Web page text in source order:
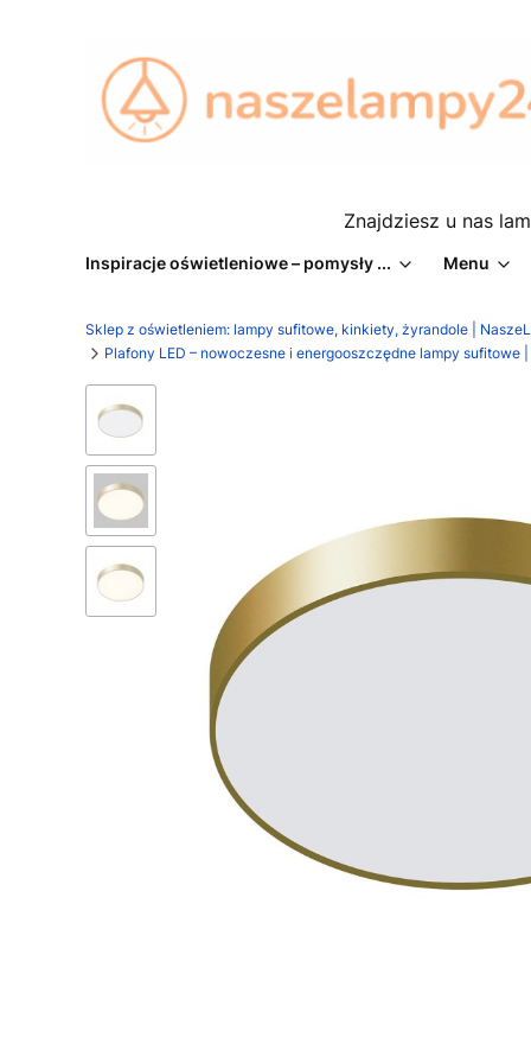
Znajdziesz u nas
Inspiracje oświetleniowe – pomysły ... Menu
Sklep z oświetleniem: lampy sufitowe, kinkiety, żyrandole |
Plafony LED – nowoczesne i energooszczędne lampy sufitowe